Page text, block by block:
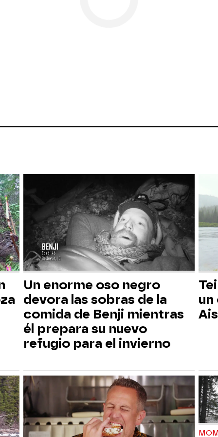
Un enorme oso negro
devora las sobras de la
comida de Benji mientras
él prepara su nuevo
refugio para el invierno
un